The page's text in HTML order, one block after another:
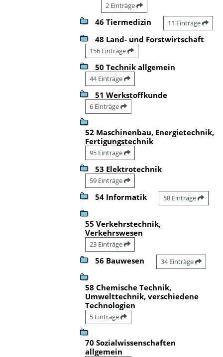
2 Einträge
46 Tiermedizin 11 Einträge
48 Land- und Forstwirtschaft
156 Einträge
50 Technik allgemein
44 Einträge
51 Werkstoffkunde
6 Einträge
52 Maschinenbau, Energietechnik,
Fertigungstechnik
95 Einträge
53 Elektrotechnik
59 Einträge
54 Informatik 58 Einträge
55 Verkehrstechnik,
Verkehrswesen
23 Einträge
56 Bauwesen 34 Einträge
58 Chemische Technik,
Umwelttechnik, verschiedene
Technologien
5 Einträge
70 Sozialwissenschaften
allgemein